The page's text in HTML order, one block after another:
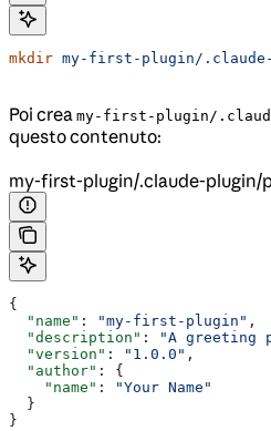
mkdir my-first-plugin/
Poi crea my-first-plugin/
questo contenuto:
my-first-plugin/.claude-plugin/
{
  "name"
: "my-first-plugin" ,
  "description"
:
"A greeting
  "version"
: "1.0.0" ,
  "author"
: {
    "name"
:
"Your Name"
  }
}